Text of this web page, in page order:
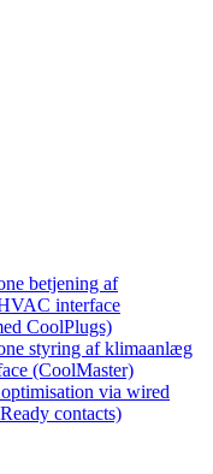
betjening af
interface
CoolPlugs)
styring af klimaanlæg
(CoolMaster)
via wired
contacts)